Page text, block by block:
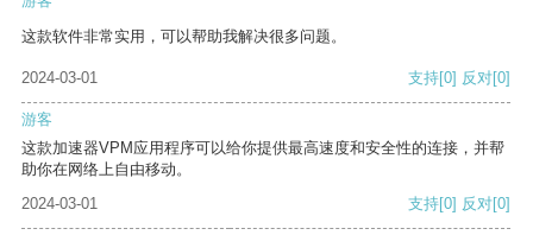
这款软件非常实用，可以帮助我解决很多问题。
2024-03-01 支持[0] 反对[0]
游客
这款加速器VPM应用程序可以给你提供最高速度和安全性的连接，并帮
助你在网络上自由移动。
2024-03-01
支持[0] 反对[0]